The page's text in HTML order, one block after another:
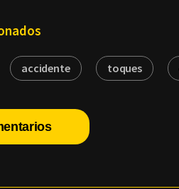
accidente toques